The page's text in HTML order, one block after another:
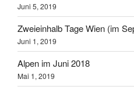
Juni 5, 2019
Zweieinhalb Tage Wien (im
Juni 1, 2019
Alpen im Juni 2018
Mai 1, 2019